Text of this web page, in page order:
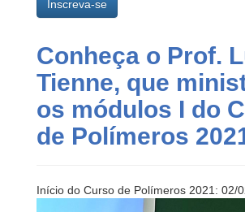
Inscreva-se
Conheça o Prof.
Tienne, que
os módulos I do
de Polímeros
Início do Curso de Polímeros 2021: 02/